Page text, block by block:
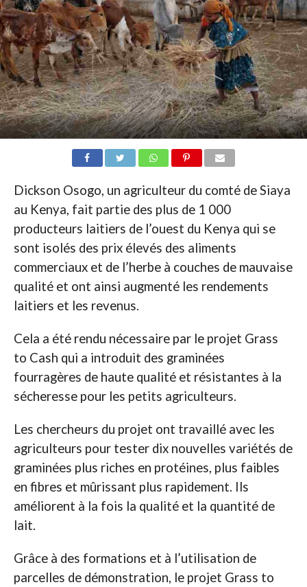
Dickson Osogo, un agriculteur du comté de Siaya
au Kenya, fait partie des plus de 1 000
producteurs laitiers de l’ouest du Kenya qui se
sont isolés des prix élevés des aliments
commerciaux et de l’herbe à couches de mauvaise
qualité et ont ainsi augmenté les rendements
laitiers et les revenus.
Cela a été rendu nécessaire par le projet Grass
to Cash qui a introduit des graminées
fourragères de haute qualité et résistantes à la
sécheresse pour les petits agriculteurs.
Les chercheurs du projet ont travaillé avec les
agriculteurs pour tester dix nouvelles variétés de
graminées plus riches en protéines, plus faibles
en fibres et mûrissant plus rapidement. Ils
améliorent à la fois la qualité et la quantité de
lait.
Grâce à des formations et à l’utilisation de
parcelles de démonstration, le projet Grass to